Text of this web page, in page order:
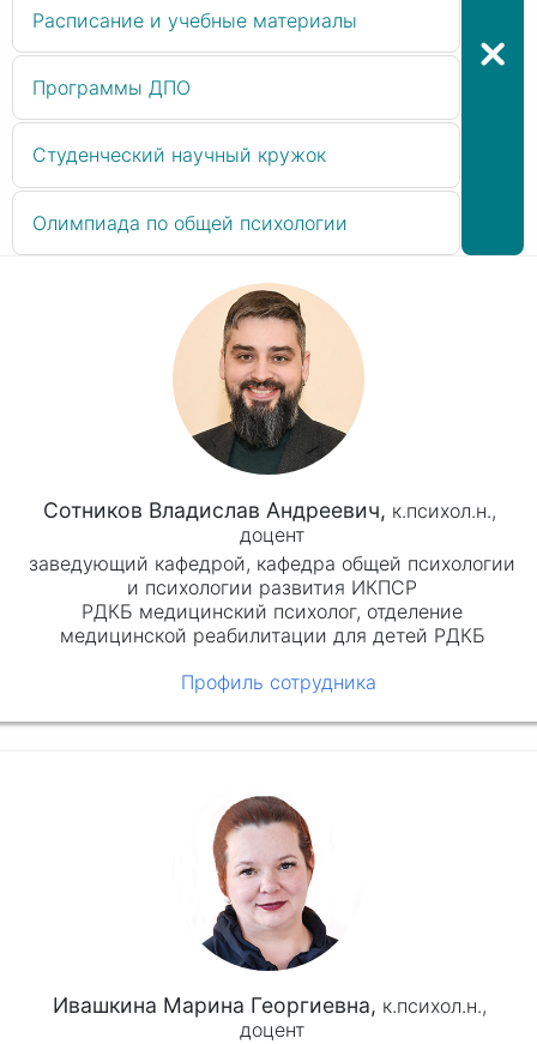
Расписание и учебные материалы
Программы ДПО
Студенческий научный кружок
Олимпиада по общей психологии
Сотников Владислав Андреевич, к.психол.н.,
доцент
заведующий кафедрой, кафедра общей психологии
и психологии развития ИКПСР
РДКБ медицинский психолог, отделение
медицинской реабилитации для детей РДКБ
Профиль сотрудника
Ивашкина Марина Георгиевна, к.психол.н.,
доцент